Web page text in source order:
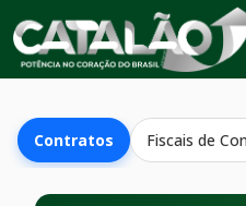
Contratos Fiscais de